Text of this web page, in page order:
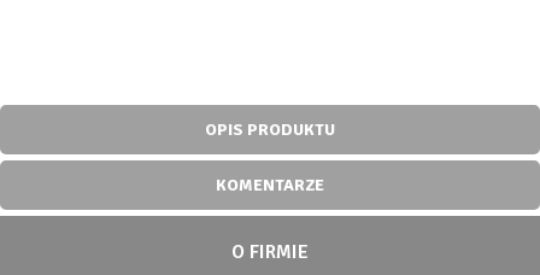
OPIS PRODUKTU
KOMENTARZE
O FIRMIE